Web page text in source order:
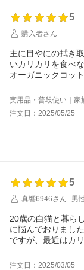
5
購入者さん
主に目やにの拭き
いカリカリを食べ
オーガニックコッ
を拭き取る事が出
少しあって、緩和
カリカリも薄いの
ました。確かに効
実用品・普段使い｜家
注文日：2025/05/25
5
真響6946さん
男
20歳の白猫と暮ら
に悩んでおりまし
ですが、最近はカ
す。吐き戻しも少
た。少しでも長く
注文日：2025/03/05